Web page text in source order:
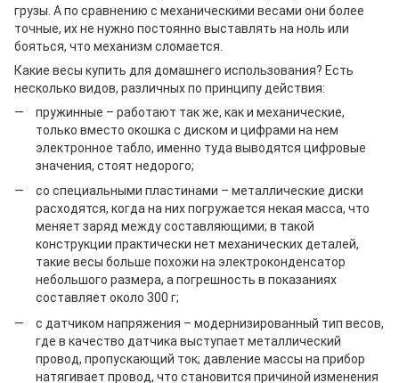
грузы. А по сравнению с механическими весами они более
точные, их не нужно постоянно выставлять на ноль или
бояться, что механизм сломается.
Какие весы купить для домашнего использования? Есть
несколько видов, различных по принципу действия:
пружинные – работают так же, как и механические,
только вместо окошка с диском и цифрами на нем
электронное табло, именно туда выводятся цифровые
значения, стоят недорого;
со специальными пластинами – металлические диски
расходятся, когда на них погружается некая масса, что
меняет заряд между составляющими; в такой
конструкции практически нет механических деталей,
такие весы больше похожи на электроконденсатор
небольшого размера, а погрешность в показаниях
составляет около 300 г;
с датчиком напряжения – модернизированный тип весов,
где в качество датчика выступает металлический
провод, пропускающий ток; давление массы на прибор
натягивает провод, что становится причиной изменения